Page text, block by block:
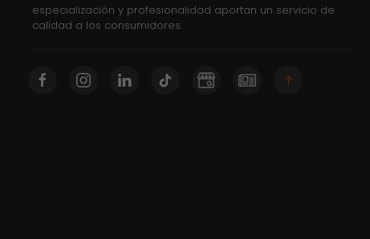
especialización y profesionalidad aportan un servicio de
calidad a los consumidores.